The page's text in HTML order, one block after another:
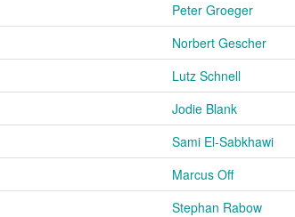
Peter Groeger
Norbert Gescher
Lutz Schnell
Jodie Blank
Sami El-Sabkhawi
Marcus Off
Stephan Rabow